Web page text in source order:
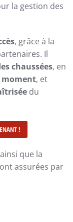
la gestion des
, grâce à la
Il
chaussées, en
moment, et
du
!
que la
assurées par